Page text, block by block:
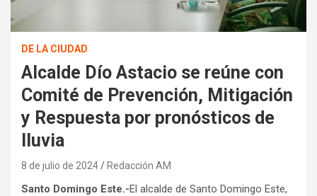
DE LA CIUDAD
Alcalde Dío Astacio se reúne con
Comité de Prevención, Mitigación
y Respuesta por pronósticos de
lluvia
8 de julio de 2024 Redacción AM
Santo Domingo Este.-El alcalde de Santo Domingo Este,